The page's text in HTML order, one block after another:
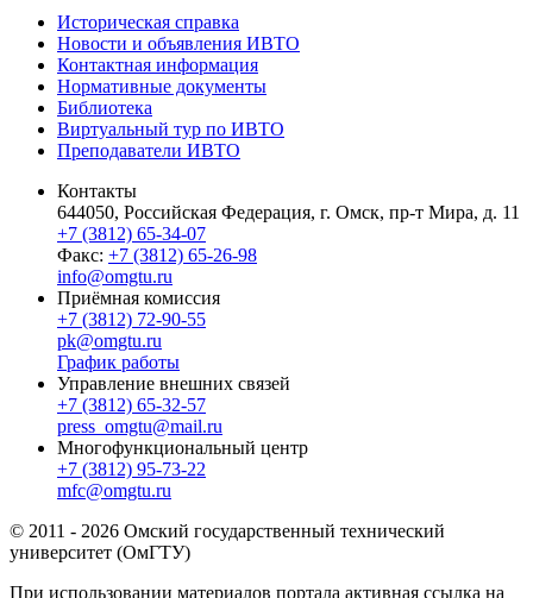
Историческая справка
Новости и объявления ИВТО
Контактная информация
Нормативные документы
Библиотека
Виртуальный тур по ИВТО
Преподаватели ИВТО
Контакты
644050, Российская Федерация, г. Омск, пр-т Мира, д. 11
+7 (3812) 65-34-07
Факс: +7 (3812) 65-26-98
info@omgtu.ru
Приёмная комиссия
+7 (3812) 72-90-55
pk@omgtu.ru
График работы
Управление внешних связей
+7 (3812) 65-32-57
press_omgtu@mail.ru
Многофункциональный центр
+7 (3812) 95-73-22
mfc@omgtu.ru
© 2011 - 2026 Омский государственный технический
университет (ОмГТУ)
При использовании материалов портала активная ссылка на